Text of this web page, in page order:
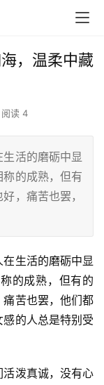
，温柔中藏
阅读 4
活的磨砺中显
的成熟，但有
，痛苦也罢，
生活的磨砺中显
的成熟，但有的
苦也罢，他们都
的人总是特别受
泼真诚，没有心